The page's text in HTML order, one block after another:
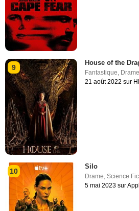
9
House of the
Fantastique, Drame
21 août 2022 sur
10
Silo
Drame,Science
5 mai 2023 sur